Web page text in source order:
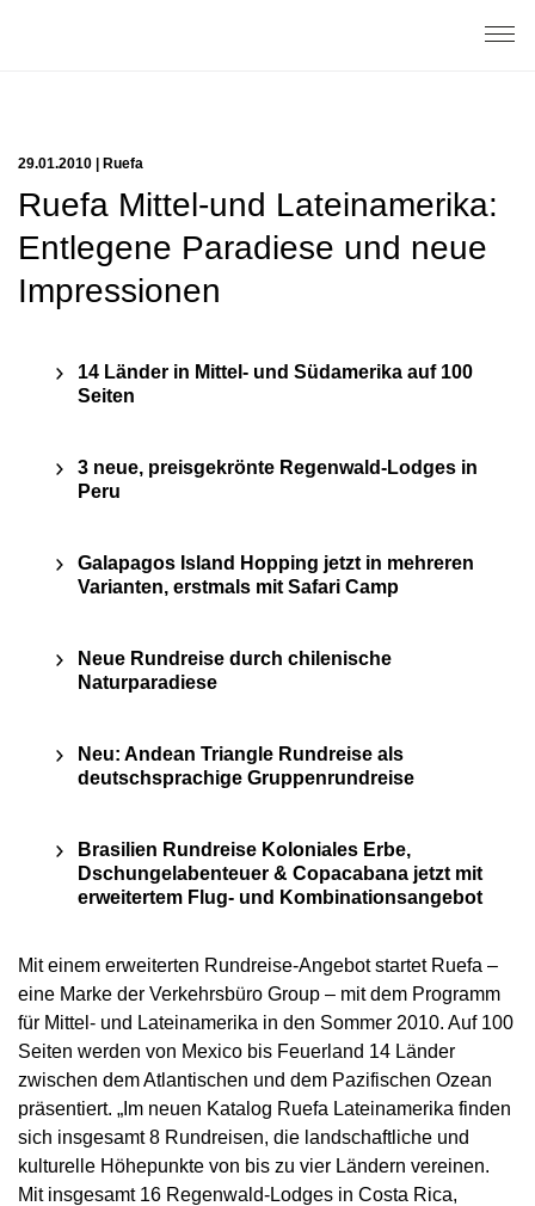
29.01.2010 | Ruefa
Ruefa Mittel-und Lateinamerika:
Entlegene Paradiese und neue
Impressionen
14 Länder in Mittel- und Südamerika auf 100
Seiten
3 neue, preisgekrönte Regenwald-Lodges in
Peru
Galapagos Island Hopping jetzt in mehreren
Varianten, erstmals mit Safari Camp
Neue Rundreise durch chilenische
Naturparadiese
Neu: Andean Triangle Rundreise als
deutschsprachige Gruppenrundreise
Brasilien Rundreise Koloniales Erbe,
Dschungelabenteuer & Copacabana jetzt mit
erweitertem Flug- und Kombinationsangebot
Mit einem erweiterten Rundreise-Angebot startet Ruefa –
eine Marke der Verkehrsbüro Group – mit dem Programm
für Mittel- und Lateinamerika in den Sommer 2010. Auf 100
Seiten werden von Mexico bis Feuerland 14 Länder
zwischen dem Atlantischen und dem Pazifischen Ozean
präsentiert. „Im neuen Katalog Ruefa Lateinamerika finden
sich insgesamt 8 Rundreisen, die landschaftliche und
kulturelle Höhepunkte von bis zu vier Ländern vereinen.
Mit insgesamt 16 Regenwald-Lodges in Costa Rica,